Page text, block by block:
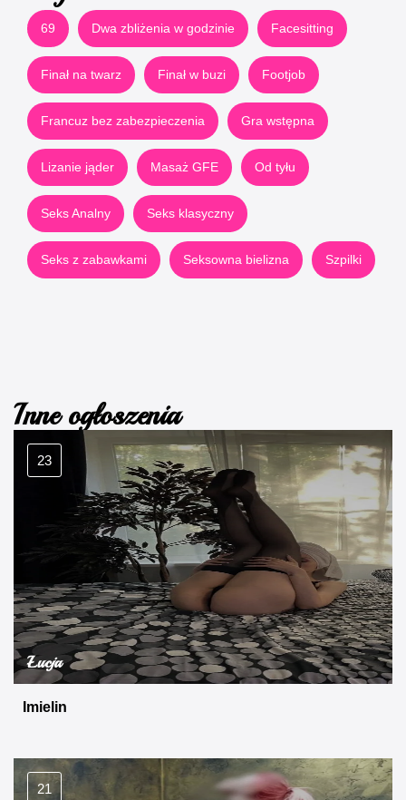
69 Dwa zbliżenia w godzinie Facesitting
Finał na twarz Finał w buzi Footjob
Francuz bez zabezpieczenia Gra wstępna
Lizanie jąder Masaż GFE Od tyłu
Seks Analny Seks klasyczny
Seks z zabawkami Seksowna bielizna Szpilki
Inne ogłoszenia
23
Łucja
Imielin
21